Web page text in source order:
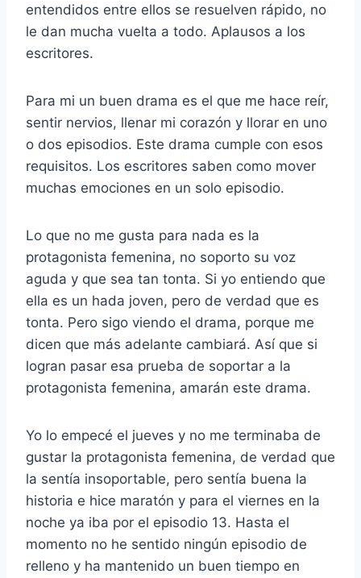
entendidos entre ellos se resuelven rápido, no
le dan mucha vuelta a todo. Aplausos a los
escritores.
Para mi un buen drama es el que me hace reír,
sentir nervios, llenar mi corazón y llorar en uno
o dos episodios. Este drama cumple con esos
requisitos. Los escritores saben como mover
muchas emociones en un solo episodio.
Lo que no me gusta para nada es la
protagonista femenina, no soporto su voz
aguda y que sea tan tonta. Si yo entiendo que
ella es un hada joven, pero de verdad que es
tonta. Pero sigo viendo el drama, porque me
dicen que más adelante cambiará. Así que si
logran pasar esa prueba de soportar a la
protagonista femenina, amarán este drama.
Yo lo empecé el jueves y no me terminaba de
gustar la protagonista femenina, de verdad que
la sentía insoportable, pero sentía buena la
historia e hice maratón y para el viernes en la
noche ya iba por el episodio 13. Hasta el
momento no he sentido ningún episodio de
relleno y ha mantenido un buen tiempo en